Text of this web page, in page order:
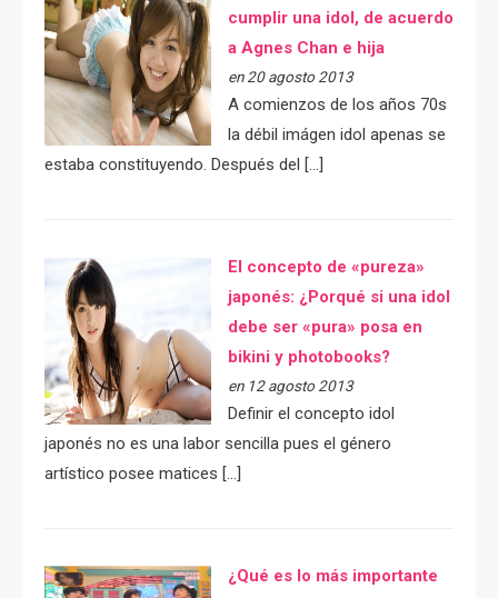
cumplir una idol, de acuerdo
a Agnes Chan e hija
en 20 agosto 2013
A comienzos de los años 70s
la débil imágen idol apenas se
estaba constituyendo. Después del […]
El concepto de «pureza»
japonés: ¿Porqué si una idol
debe ser «pura» posa en
bikini y photobooks?
en 12 agosto 2013
Definir el concepto idol
japonés no es una labor sencilla pues el género
artístico posee matices […]
¿Qué es lo más importante